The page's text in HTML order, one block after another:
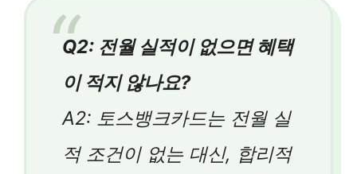
Q2: 전월 실적이 없으면 혜택
이 적지 않나요?
A2: 토스뱅크카드는 전월 실
적 조건이 없는 대신, 합리적